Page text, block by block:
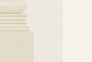
искусств
Николай Максимов